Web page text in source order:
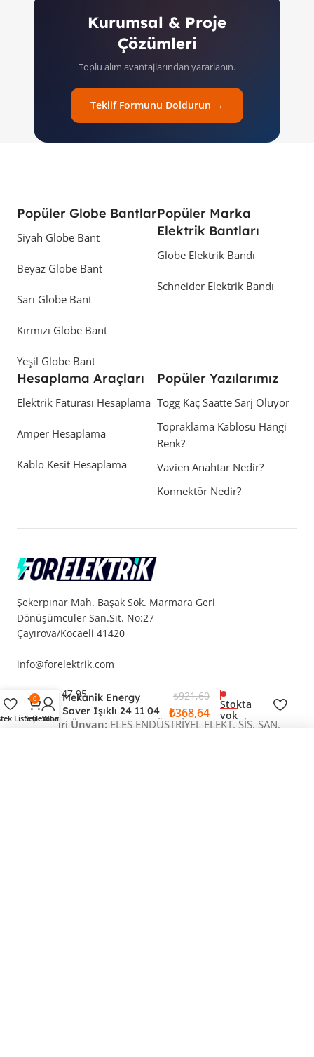
Kurumsal & Proje
Çözümleri
Toplu alım avantajlarından yararlanın.
Teklif Formunu Doldurun →
Popüler Globe Bantlar
Siyah Globe Bant
Beyaz Globe Bant
Sarı Globe Bant
Kırmızı Globe Bant
Yeşil Globe Bant
Popüler Marka
Elektrik Bantları
Globe Elektrik Bandı
Schneider Elektrik Bandı
Hesaplama Araçları
Elektrik Faturası Hesaplama
Amper Hesaplama
Kablo Kesit Hesaplama
Popüler Yazılarımız
Togg Kaç Saatte Sarj Oluyor
Topraklama Kablosu Hangi
Renk?
Vavien Anahtar Nedir?
Konnektör Nedir?
Şekerpınar Mah. Başak Sok. Marmara Geri
Dönüşümcüler San.Sit. No:27
Çayırova/Kocaeli 41420
info@forelektrik.com
0850 305 47 95
Tam Ticari Ünvan: ELES ENDÜSTRİYEL ELEKT. SİS. SAN.
Mekanik Energy
Saver Işıklı 24 11 04
73
₺921,60
₺368,64
Stokta
yok
Listesi
0
Sepet
Hesabım
Whatsapp